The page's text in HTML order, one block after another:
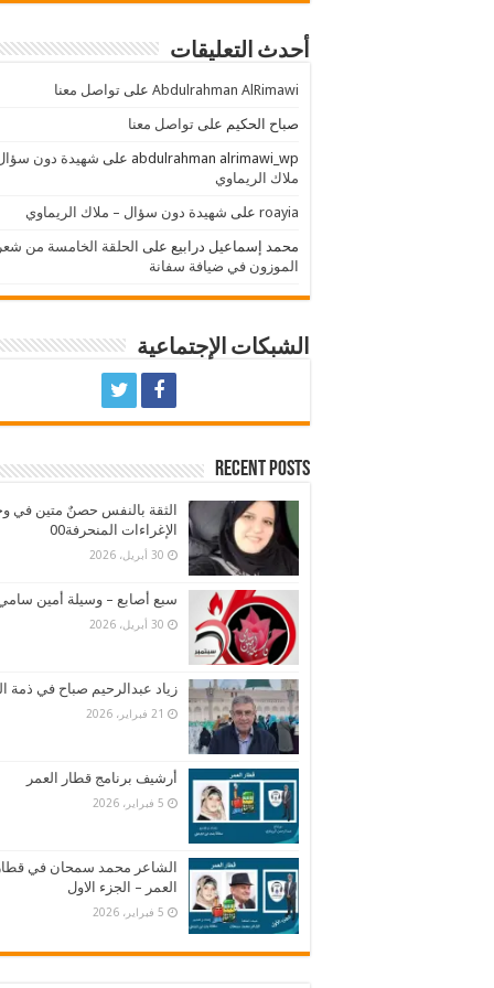
أحدث التعليقات
Abdulrahman AlRimawi على تواصل معنا
صباح الحكيم على تواصل معنا
abdulrahman alrimawi_wp على شهيدة دون
ملاك الريماوي
roayia على شهيدة دون سؤال – ملاك الريماوي
محمد إسماعيل درابيع على الحلقة الخامسة من
الموزون في ضيافة سفانة
الشبكات الإجتماعية
Recent Posts
الثقة بالنفس حصنٌ متين في
الإغراءات المنحرفة00
30 أبريل، 2026
سبع أصابع – وسيلة أمين
30 أبريل، 2026
زياد عبدالرحيم صباح في ذمة
21 فبراير، 2026
أرشيف برنامج قطار العمر
5 فبراير، 2026
الشاعر محمد سمحان في قطار
العمر – الجزء الاول
5 فبراير، 2026